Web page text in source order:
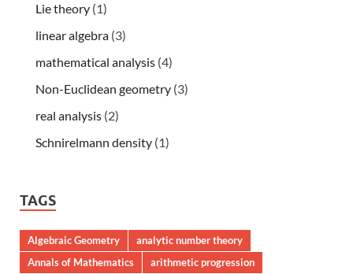
Lie theory (1)
linear algebra (3)
mathematical analysis (4)
Non-Euclidean geometry (3)
real analysis (2)
Schnirelmann density (1)
TAGS
Algebraic Geometry
analytic number theory
Annals of Mathematics
arithmetic progression